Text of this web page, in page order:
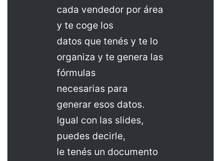
cada vendedor por área
y te coge los
datos que tenés y te lo
organiza y te genera las
fórmulas
necesarias para
generar esos datos.
Igual con las slides,
puedes decirle,
le tenés un documento